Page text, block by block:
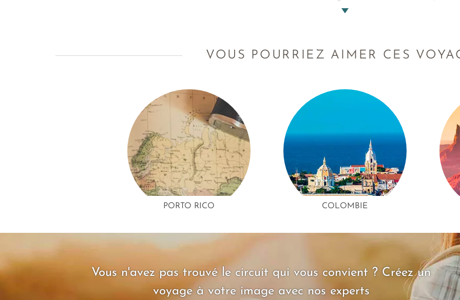
c’est voir passer de vieilles Cadillac et Chevrolet
VOUS POURRIEZ AIMER CES
PORTO RICO COLOMBIE
Vous n'avez pas trouvé le circuit qui vous convient ? Créez un
voyage à votre image avec nos experts